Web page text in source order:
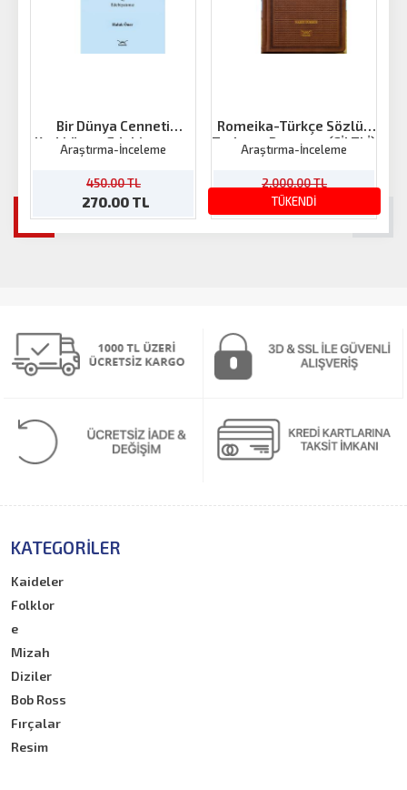
Bir Dünya Cenneti
Kadıköy ve Edebiyatımız
Araştırma-İnceleme
450.00 TL
270.00 TL TÜKENDİ
Romeika-Türkçe Sözlük
Trabzon Rumcası (CİLTLİ)
Araştırma-İnceleme
2,000.00 TL
1,200.00 TL
KATEGORILER
Kaideler
Folklor
e
Mizah
Diziler
Bob Ross
Fırçalar
Resim